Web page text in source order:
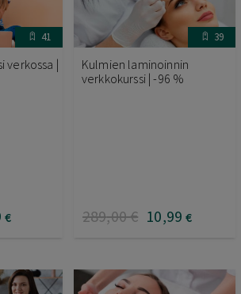
41
verkossa |
€
39
Kulmien laminoinnin
verkkokurssi | -96 %
289,00€ 10,99 €